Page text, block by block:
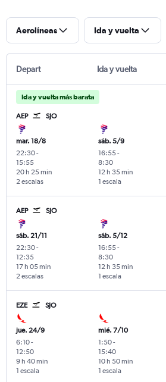
Aerolíneas Ida y vuelta
Depart Ida y vuelta
Ida y vuelta más barata
AEP SJO
mar. 18/8
22:30-
15:55
2 escalas
20 h 25 min
sáb. 5/9
16:55-
8:30
1 escala
12 h 35 min
AEP SJO
sáb. 21/11
22:30-
12:35
2 escalas
17 h 05 min
sáb. 5/12
16:55-
8:30
1 escala
12 h 35 min
EZE SJO
jue. 24/9
6:10-
12:50
1 escala
9 h 40 min
mié. 7/10
1:50-
15:40
1 escala
10 h 50 min